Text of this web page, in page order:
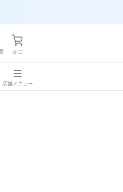
かご
店舗メニュー